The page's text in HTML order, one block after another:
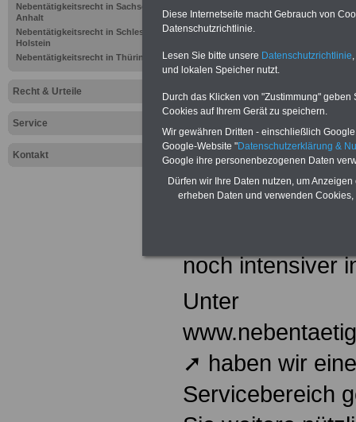
Nebentätigkeitsrecht in Sachsen-
Anhalt
Nebentätigkeitsrecht in Schleswig-
Holstein
Nebentätigkeitsrecht in Thüringen
Recht & Urteile
Service
Kontakt
Wir möchten
dazugehörigen
werden daher,
Internet auf
noch intensiver
Unter
➚ haben wir
Servicebereich
Diese Internetseite macht Gebrauch von
Datenschutzrichtlinie.
Lesen Sie bitte unsere Datenschutzrichtlinie
und lokalen Speicher nutzt.
Durch das Klicken von "Zustimmung"
Cookies auf Ihrem Gerät zu speichern.
Wir gewähren Dritten - einschließlich
Google-Website "Datenschutzerklärung &
Google ihre personenbezogenen Daten
Dürfen wir Ihre Daten nutzen, um
erheben Daten und verwenden